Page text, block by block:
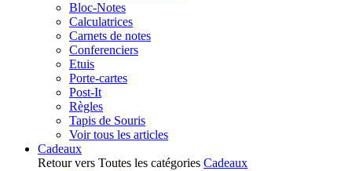
Bloc-Notes
Calculatrices
Carnets de notes
Conferenciers
Etuis
Porte-cartes
Post-It
Règles
Tapis de Souris
Voir tous les articles
Cadeaux
Retour vers Toutes les catégories Cadeaux